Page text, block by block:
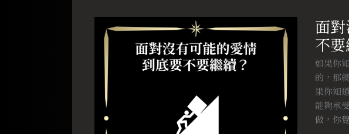
面
不要
如果你
的，那
果你知
能夠承
做，你
沒
有
可
能
的
愛
情
到